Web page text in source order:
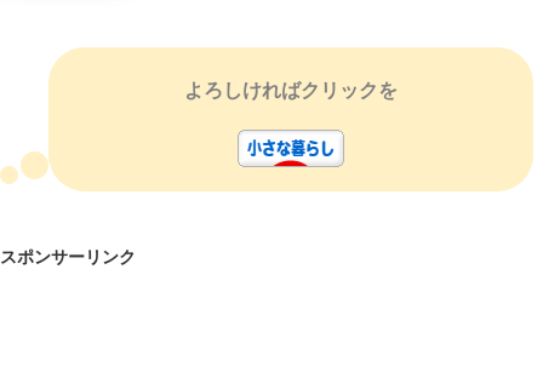
よろしければクリックを
スポンサーリンク